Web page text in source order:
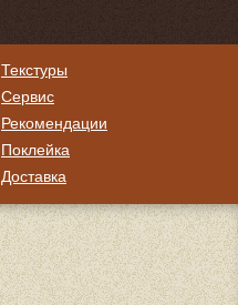
Текстуры
Сервис
Рекомендации
Поклейка
Доставка